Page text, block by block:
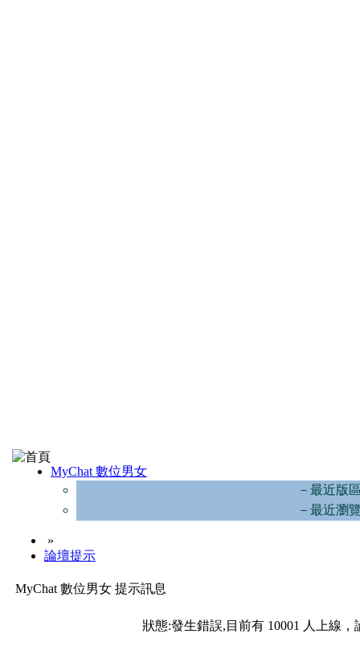
MyChat 數位男女
－最近版
－最近瀏
»
論壇提示
MyChat 數位男女 提示訊息
狀態:發生錯誤,目前有 10001 人上線